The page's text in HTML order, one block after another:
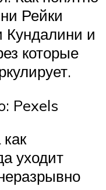
Рейки
Кундалини и
которые
Pexels
уходит